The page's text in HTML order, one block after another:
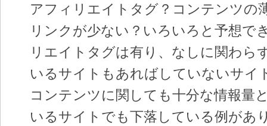
アフィリエイトタグ？コンテンツの
リンクが少ない？いろいろと予想で
リエイトタグは有り、なしに関わら
いるサイトもあればしていないサイ
コンテンツに関しても十分な情報量
いるサイトでも下落している例があ